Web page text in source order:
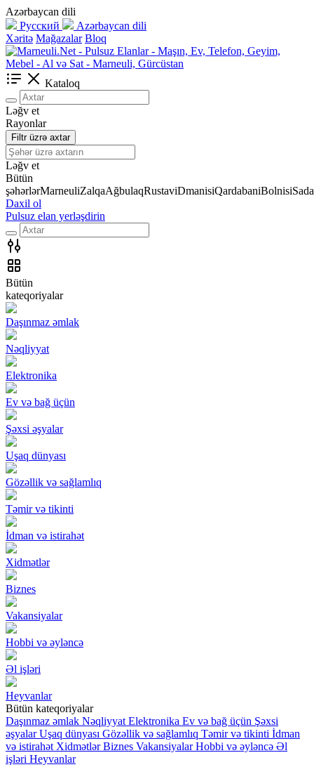
Azərbaycan dili
Русский
Azərbaycan dili
Xəritə Mağazalar Bloq
Kataloq
Ləğv et
Rayonlar
Filtr üzrə axtar
Ləğv et
Bütün
şəhərlərMarneuliZalqaAğbulaqRustaviDmanisiQardabaniBolnisi
Daxil ol
Pulsuz elan yerləşdirin
Bütün
kateqoriyalar
Daşınmaz əmlak
Nəqliyyat
Elektronika
Ev və bağ üçün
Şəxsi əşyalar
Uşaq dünyası
Gözəllik və sağlamlıq
Təmir və tikinti
İdman və istirahət
Xidmətlər
Biznes
Vakansiyalar
Hobbi və əyləncə
Əl işləri
Heyvanlar
Bütün kateqoriyalar
Daşınmaz əmlak Nəqliyyat Elektronika Ev və bağ üçün Şəxsi
əşyalar Uşaq dünyası Gözəllik və sağlamlıq Təmir və tikinti İdman
və istirahət Xidmətlər Biznes Vakansiyalar Hobbi və əyləncə Əl
işləri Heyvanlar